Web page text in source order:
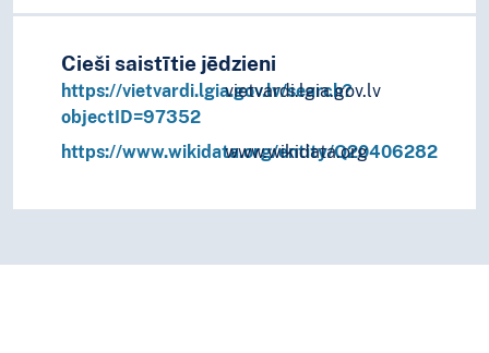
Cieši saistītie jēdzieni
https://vietvardi.lgia.gov.lv/search?
objectID=97352
vietvardi.lgia.gov.lv
https://www.wikidata.org/entity/Q20406282
www.wikidata.org